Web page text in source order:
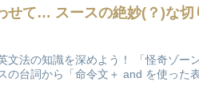
せて… スースの絶妙(？)な切
文法の知識を深めよう！ 「怪奇ゾー
の台詞から「命令文＋ and を使った表